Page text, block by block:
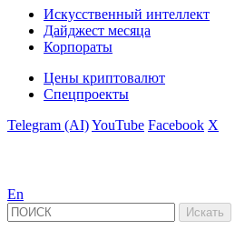
Искусственный интеллект
Дайджест месяца
Корпораты
Цены криптовалют
Спецпроекты
Telegram (AI)YouTube Facebook X
En